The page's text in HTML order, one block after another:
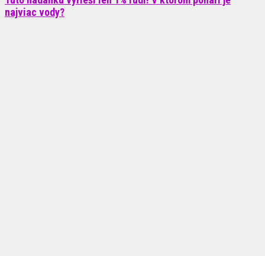
najviac vody?